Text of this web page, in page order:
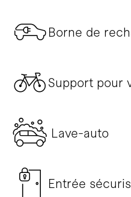
Borne de
Support pour
Lave-auto
Entrée